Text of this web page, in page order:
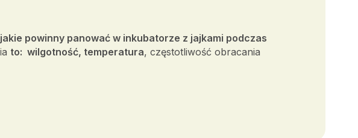
powinny panować w inkubatorze z jajkami podczas
to: wilgotność, temperatura, częstotliwość obracania